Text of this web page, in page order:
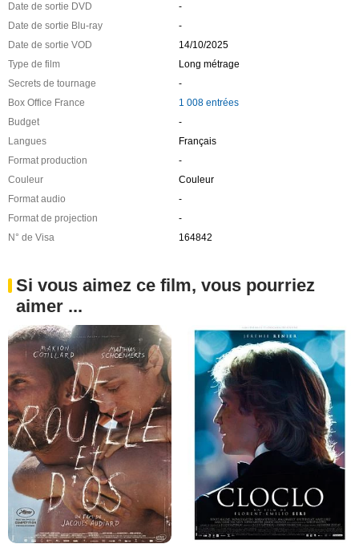
Date de sortie DVD
-
Date de sortie Blu-ray
-
Date de sortie VOD
14/10/2025
Type de film
Long métrage
Secrets de tournage
-
Box Office France
1 008 entrées
Budget
-
Langues
Français
Format production
-
Couleur
Couleur
Format audio
-
Format de projection
-
N° de Visa
164842
Si vous aimez ce film, vous pourriez
aimer ...